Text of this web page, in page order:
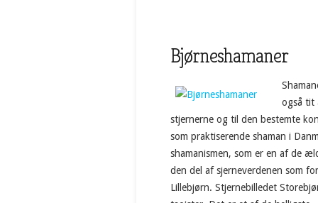
Bjørneshamaner
også tit
stjernerne og til den bestemte
som praktiserende shaman i
shamanismen, som er en af de
den del af sjerneverdenen som
Lillebjørn. Stjernebilledet